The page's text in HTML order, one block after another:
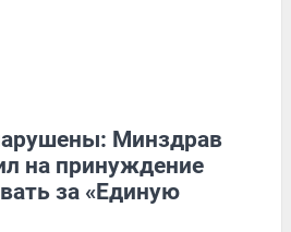
Минздрав
на принуждение
за «Единую